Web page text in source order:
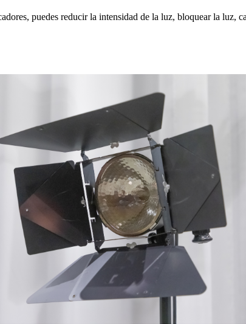
puedes reducir la intensidad de la luz, bloquear la